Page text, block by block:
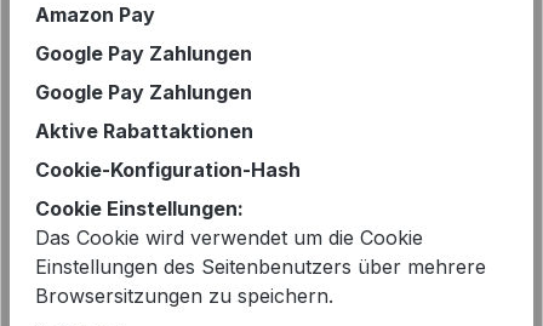
Verkaufspreis:
139,99 € %
169,95 €*
Amazon Pay
Google Pay Zahlungen
Google Pay Zahlungen
Aktive Rabattaktionen
Cookie-Konfiguration-Hash
Cookie Einstellungen:
Das Cookie wird verwendet um die Cookie
Einstellungen des Seitenbenutzers über mehrere
Browsersitzungen zu speichern.